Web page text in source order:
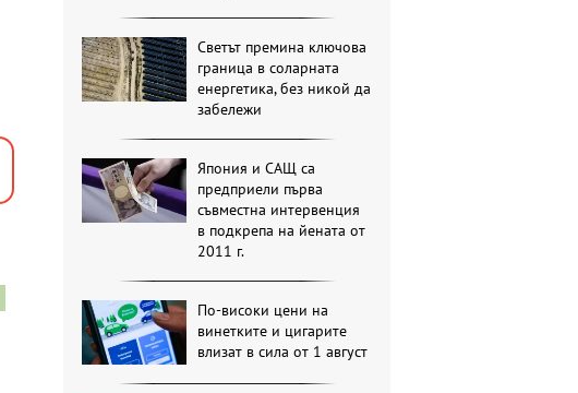
Светът премина ключова
граница в соларната
енергетика, без никой да
забележи
Япония и САЩ са
предприели първа
съвместна интервенция
в подкрепа на йената от
2011 г.
По-високи цени на
винетките и цигарите
влизат в сила от 1 август